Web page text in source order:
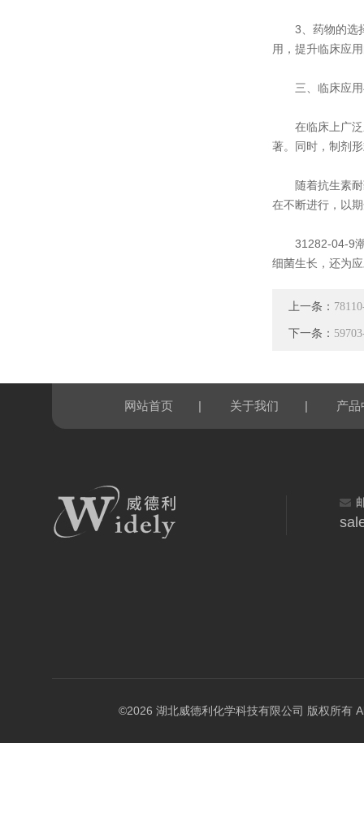
3、药物的选择
用，提升临床应
三、临床应用
在临床上广泛应
著。同时，制剂
随着抗生素耐药
在不断进行，以
31282-04-9潮
细菌生长，还为
上一条：
下一条：
网站首页 | 关于我们 | 产品
©2026 湖北威德利化学科技有限公司 版权所有